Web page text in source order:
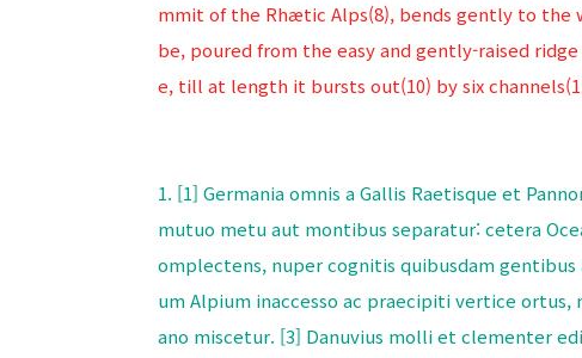
mmit of the Rhætic Alps(8), bends gently to the
be, poured from the easy and gently-raised
e, till at length it bursts out(10) by six
1. [1] Germania omnis a Gallis Raetisque et
mutuo metu aut montibus separatur: cetera
omplectens, nuper cognitis quibusdam
um Alpium inaccesso ac praecipiti vertice
ano miscetur. [3] Danuvius molli et clementer